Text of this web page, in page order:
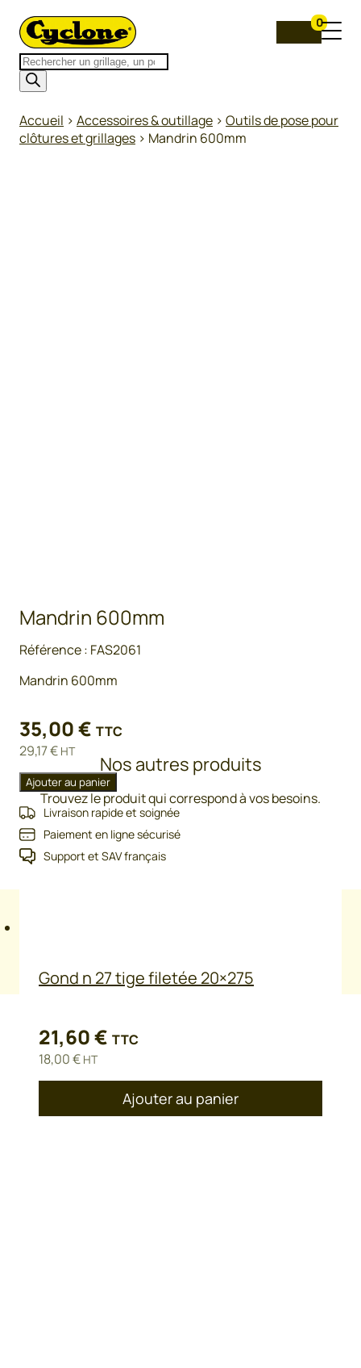
Recherche
de
produits
0
Accueil > Accessoires & outillage > Outils de pose pour
clôtures et grillages > Mandrin 600mm
Mandrin 600mm
Référence : FAS2061
Mandrin 600mm
35,00€ TTC
29,17€ HT
Ajouter au panier
Livraison rapide et soignée
Paiement en ligne sécurisé
Support et SAV français
Nos autres produits
Trouvez le produit qui correspond à vos besoins.
Gond n 27 tige filetée 20×275
21,60€ TTC
18,00€ HT
Ajouter au panier